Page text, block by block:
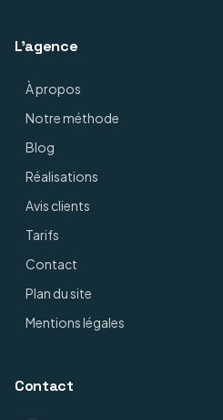
L'agence
À propos
Notre méthode
Blog
Réalisations
Avis clients
Tarifs
Contact
Plan du site
Mentions légales
Contact